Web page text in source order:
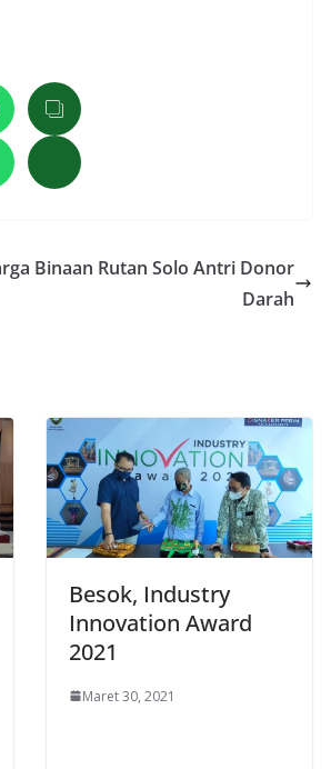
Binaan Rutan Solo Antri Donor
Darah
Besok, Industry
Innovation Award
2021
Maret 30, 2021